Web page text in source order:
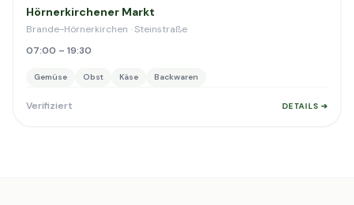
Hörnerkirchener Markt
Brande-Hörnerkirchen · Steinstraße
07:00 – 19:30
Gemüse Obst Käse Backwaren
Verifiziert DETAILS ➔